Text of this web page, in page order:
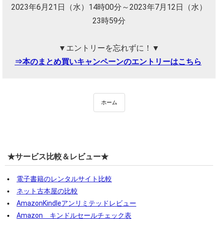
2023年6月21日（水）14時00分～2023年7月12日（水）
23時59分
▼エントリーを忘れずに！▼
⇒本のまとめ買いキャンペーンのエントリーはこちら
ホーム
★サービス比較＆レビュー★
電子書籍のレンタルサイト比較
ネット古本屋の比較
AmazonKindleアンリミテッドレビュー
Amazon キンドルセールチェック表